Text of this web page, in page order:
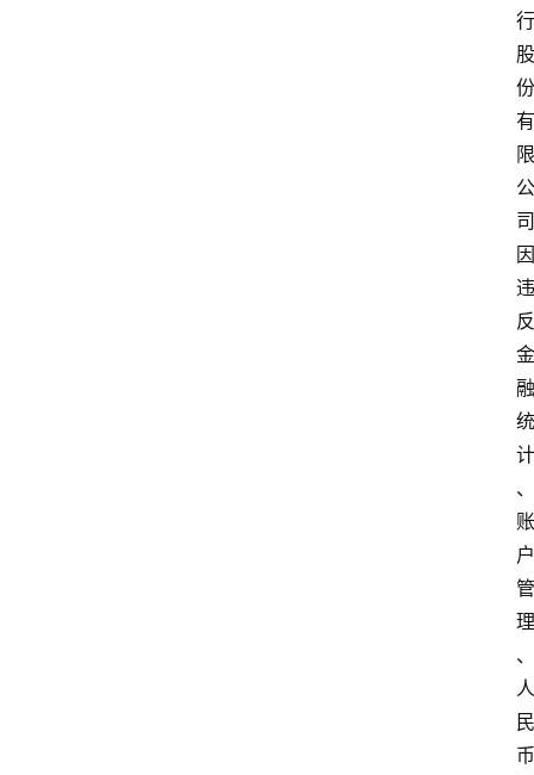
行
股
份
有
限
公
司
因
违
反
金
融
统
计
、
账
户
管
理
、
人
民
币